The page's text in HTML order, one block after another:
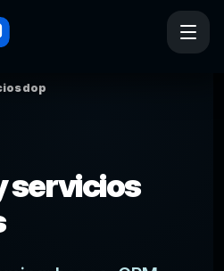
dop
servicios